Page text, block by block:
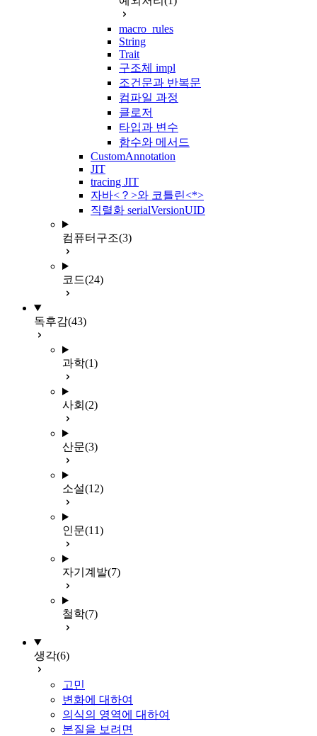
macro_rules
String
Trait
구조체 impl
조건문과 반복문
컴파일 과정
클로저
타입과 변수
함수와 메서드
CustomAnnotation
JIT
tracing JIT
자바<？>와 코틀린<*>
직렬화 serialVersionUID
컴퓨터구조(3)
코드(24)
독후감(43)
과학(1)
사회 (2)
산문(3)
소설(12)
인문(11)
자기계발(7)
철학(7)
생각(6)
고민
변화에 대하여
의식의 영역에 대하여
본질을 보려면